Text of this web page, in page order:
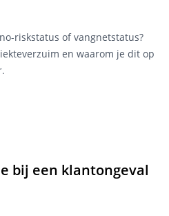
riskstatus of vangnetstatus?
en waarom je dit op
bij een klantongeval